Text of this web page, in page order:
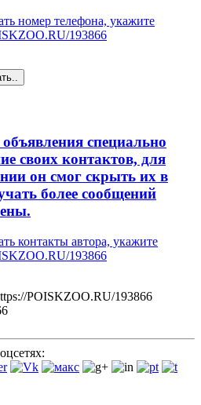
номер телефона, укажите
193866
специально
своих контактов, для
он смог скрыть их в
более сообщений
контакты автора, укажите
193866
POISKZOO.RU/193866